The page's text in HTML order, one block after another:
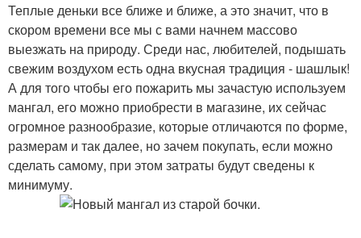
Теплые деньки все ближе и ближе, а это значит, что в
скором времени все мы с вами начнем массово
выезжать на природу. Среди нас, любителей, подышать
свежим воздухом есть одна вкусная традиция - шашлык!
А для того чтобы его пожарить мы зачастую используем
мангал, его можно приобрести в магазине, их сейчас
огромное разнообразие, которые отличаются по форме,
размерам и так далее, но зачем покупать, если можно
сделать самому, при этом затраты будут сведены к
минимуму.